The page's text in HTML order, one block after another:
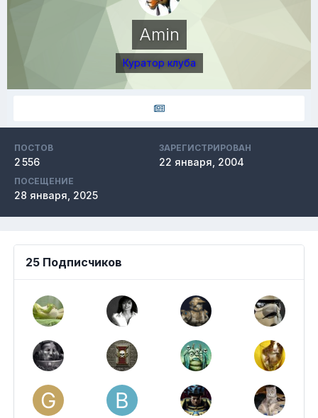
Amin
Куратор клуба
ПОСТОВ
2 556
ЗАРЕГИСТРИРОВАН
22 января, 2004
ПОСЕЩЕНИЕ
28 января, 2025
25 Подписчиков